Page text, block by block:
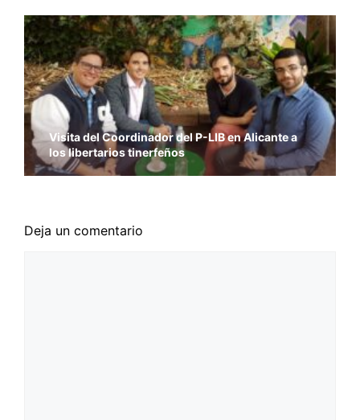
Visita del Coordinador del P-LIB en Alicante a
los libertarios tinerfeños
Deja un comentario